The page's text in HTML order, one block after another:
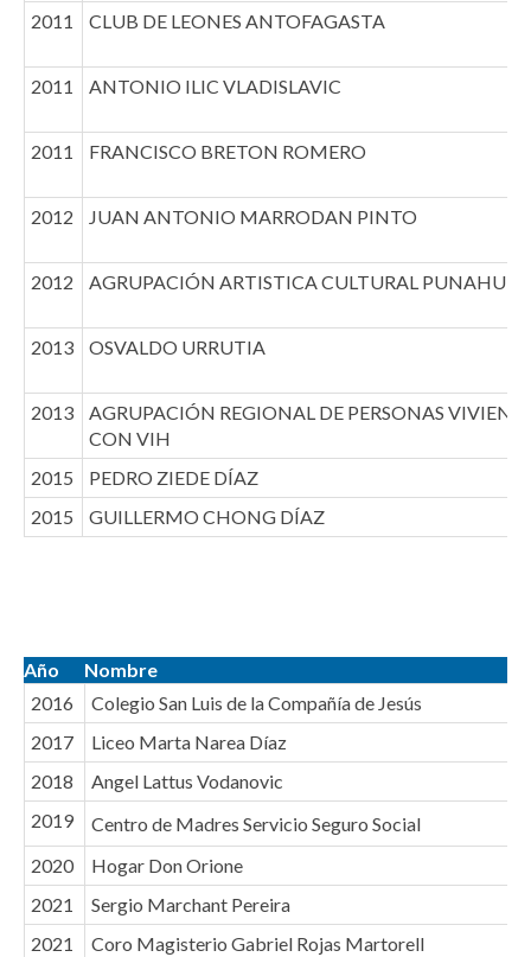
2011 CLUB DE LEONES ANTOFAGASTA
2011 ANTONIO ILIC VLADISLAVIC
2011 FRANCISCO BRETON ROMERO
2012 JUAN ANTONIO MARRODAN PINTO
2012 AGRUPACIÓN ARTISTICA CULTURAL PUNAHUE
2013 OSVALDO URRUTIA
2013
AGRUPACIÓN REGIONAL DE PERSONAS
CON VIH
2015
PEDRO ZIEDE DÍAZ
2015
GUILLERMO CHONG DÍAZ
Año
Nombre
2016
Colegio San Luis de la Compañía de Jesús
2017
Liceo Marta Narea Díaz
2018
Angel Lattus Vodanovic
2019
Centro de Madres Servicio Seguro Social
2020
Hogar Don Orione
2021
Sergio Marchant Pereira
2021
Coro Magisterio Gabriel Rojas Martorell